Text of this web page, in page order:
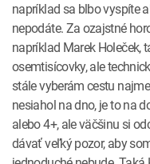
napríklad sa blbo vyspíte
nepodáte. Za ozajstné
napríklad Marek Holeček,
osemtisícovky, ale
stále vyberám cestu
nesiahol na dno, je to na
alebo 4+, ale väčšinu si
dávať veľký pozor, aby